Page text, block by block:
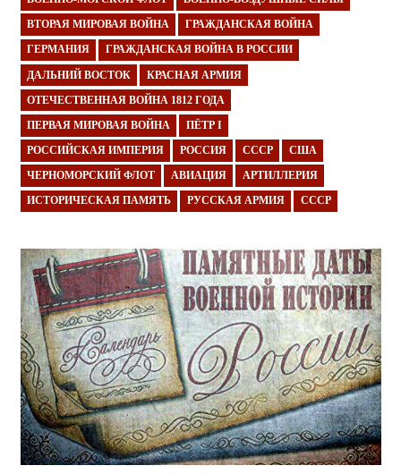
ВТОРАЯ МИРОВАЯ ВОЙНА ГРАЖДАНСКАЯ ВОЙНА
ГЕРМАНИЯ ГРАЖДАНСКАЯ ВОЙНА В РОССИИ
ДАЛЬНИЙ ВОСТОК КРАСНАЯ АРМИЯ
ОТЕЧЕСТВЕННАЯ ВОЙНА 1812 ГОДА
ПЕРВАЯ МИРОВАЯ ВОЙНА ПЁТР I
РОССИЙСКАЯ ИМПЕРИЯ РОССИЯ СССР США
ЧЕРНОМОРСКИЙ ФЛОТ АВИАЦИЯ АРТИЛЛЕРИЯ
ИСТОРИЧЕСКАЯ ПАМЯТЬ РУССКАЯ АРМИЯ СССР